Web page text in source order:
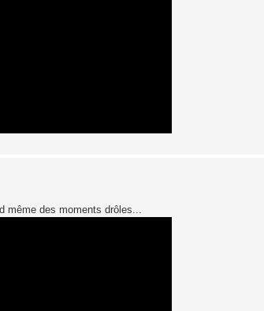
des moments drôles...